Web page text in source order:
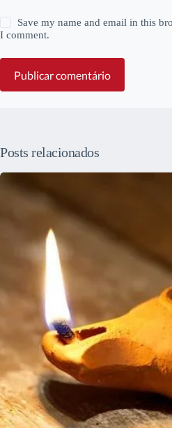
Save my name and email in this
I comment.
Publicar comentário
Posts relacionados